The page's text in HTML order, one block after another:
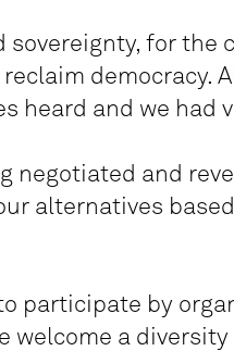
for the
democracy.
heard and we had
negotiated and
alternatives
participate by
welcome a